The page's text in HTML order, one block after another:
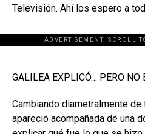
Televisión. Ahí los espero a
ADVERTISEMENT. SCROLL
[adsforwp
GALILEA EXPLICÓ… PERO NO
Cambiando diametralmente de
apareció acompañada de una